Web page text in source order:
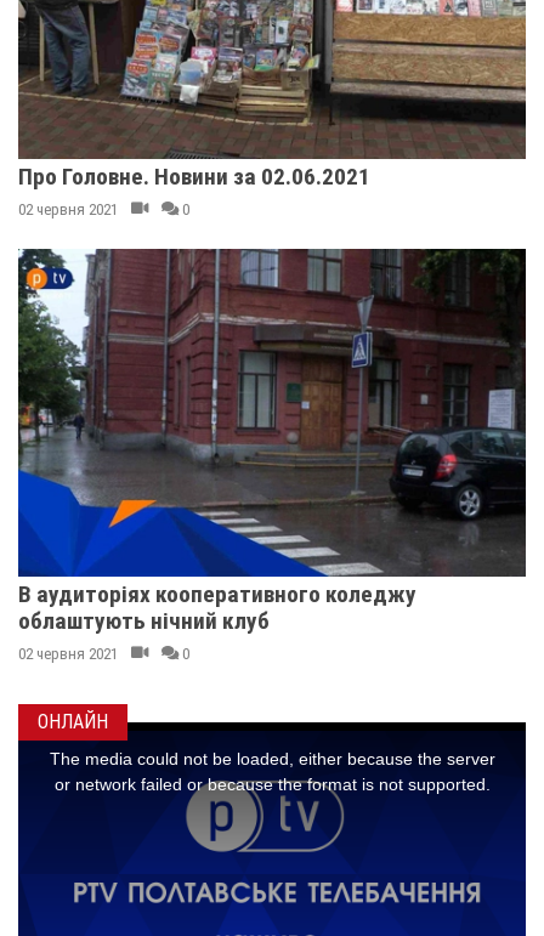
ОНЛАЙН
Про Головне. Новини за 02.06.2021
02 червня 2021 0
В аудиторіях кооперативного коледжу
облаштують нічний клуб
02 червня 2021 0